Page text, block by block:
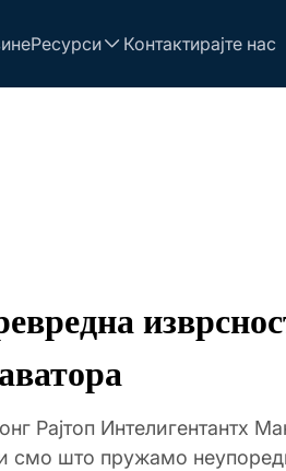
Ресурси Контактирајте нас
Рајтоп Интелигентантх
смо што пружамо